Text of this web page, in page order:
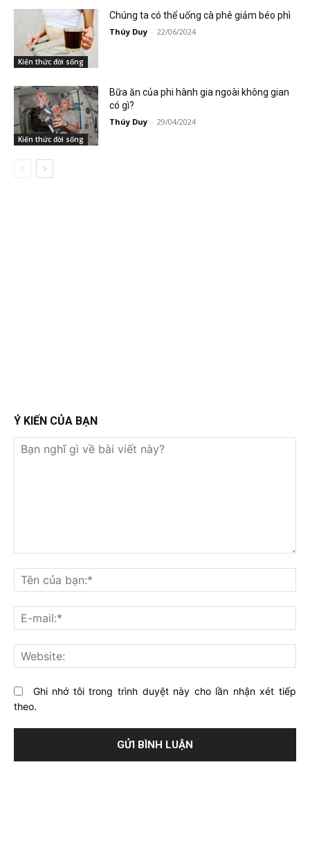
Kiến thức đời sống
Chúng ta có thể uống cà phê giảm béo phì
Thúy Duy - 22/06/2024
Kiến thức đời sống
Bữa ăn của phi hành gia ngoài không gian
có gì?
Thúy Duy - 29/04/2024
Ý KIẾN CỦA BẠN
nghĩ
gì
về
bài
viết
này?
Ghi nhớ tôi trong trình duyệt này cho lần nhận xét tiếp
theo.